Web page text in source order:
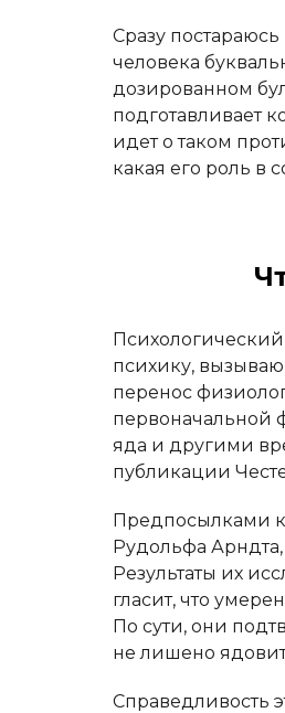
Сразу
человека
дозированном
подготавливает
идет о таком
какая его роль в
психику,
перенос
первоначальной
яда и другими
публикации
Предпосылками
Рудольфа
Результаты их
гласит, что
По сути, они
не лишено
Справедливость